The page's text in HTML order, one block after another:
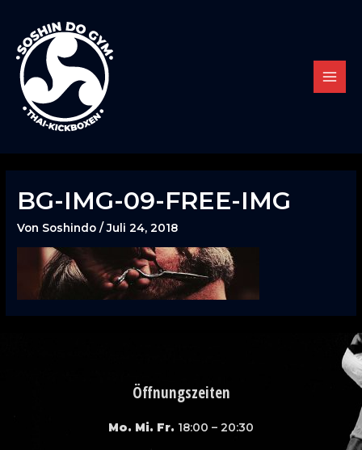
springen
MAIN
BG-IMG-09-FREE-IMG
Von Soshindo /Juli 24, 2018
Öffnungszeiten
Mo. Mi. Fr. 18:00 – 20:30